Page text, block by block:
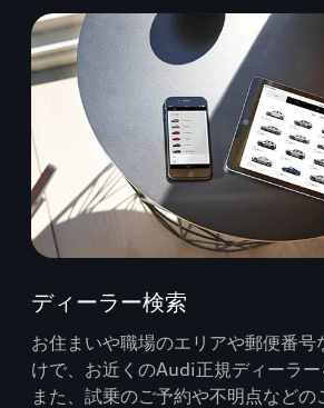
ディーラー検索
お住まいや職場のエリアや郵便番号
けで、お近くのAudi正規ディーラー
また、試乗のご予約や不明点などの